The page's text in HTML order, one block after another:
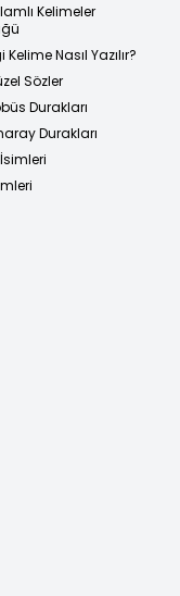
Kelimeler
Nasıl Yazılır?
Sözler
Durakları
Durakları